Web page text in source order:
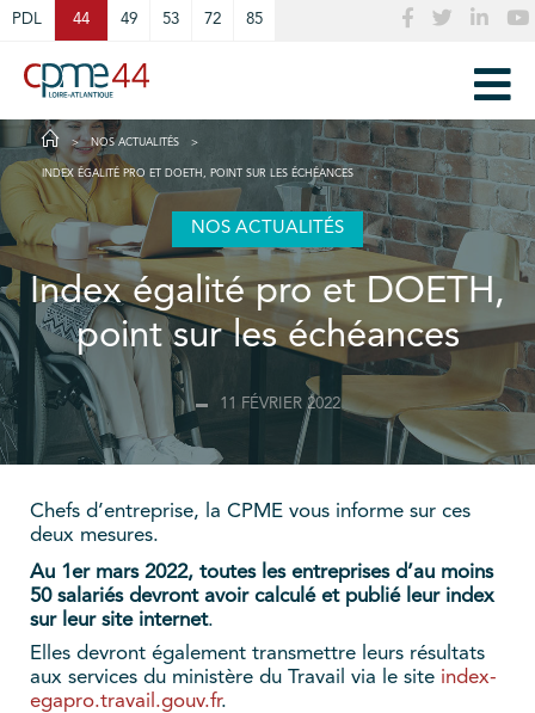
PDL 44 49 53 72 85
NOS ACTUALITÉS
INDEX ÉGALITÉ PRO ET DOETH, POINT SUR LES ÉCHÉANCES
NOS ACTUALITÉS
Index égalité pro et DOETH,
point sur les échéances
11 FÉVRIER 2022
Chefs d’entreprise, la CPME vous informe sur ces
deux mesures.
Au 1er mars 2022, toutes les entreprises d’au moins
50 salariés devront avoir calculé et publié leur index
sur leur site internet.
Elles devront également transmettre leurs résultats
aux services du ministère du Travail via le site index-
egapro.travail.gouv.fr.
Cookies management panel